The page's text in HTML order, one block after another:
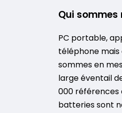
Qui sommes
PC portable,
téléphone mais
sommes en
large éventail
000 références
batteries sont